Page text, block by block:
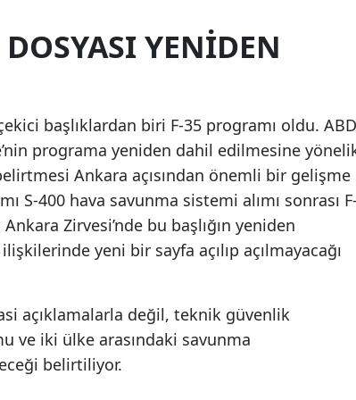
YENIDEN
başlıklardan biri F-35 programı oldu. ABD
programa yeniden dahil edilmesine
Ankara açısından önemli bir gelişme
S-400 hava savunma sistemi alımı sonrası F-
Zirvesi’nde bu başlığın yeniden
yeni bir sayfa açılıp açılmayacağı
açıklamalarla değil, teknik güvenlik
ve iki ülke arasındaki savunma
belirtiliyor.